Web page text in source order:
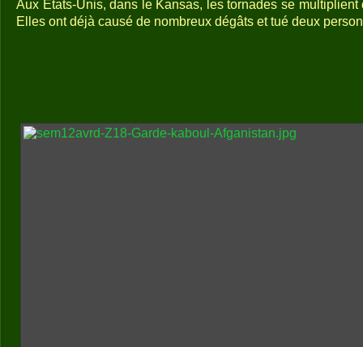
Aux Etats-Unis, dans le Kansas, les tornades se
Elles ont déjà causé de nombreux dégâts et tué deux